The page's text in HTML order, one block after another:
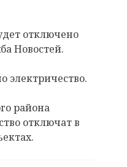
отключено
Новостей.
электричество.
района
отключат в